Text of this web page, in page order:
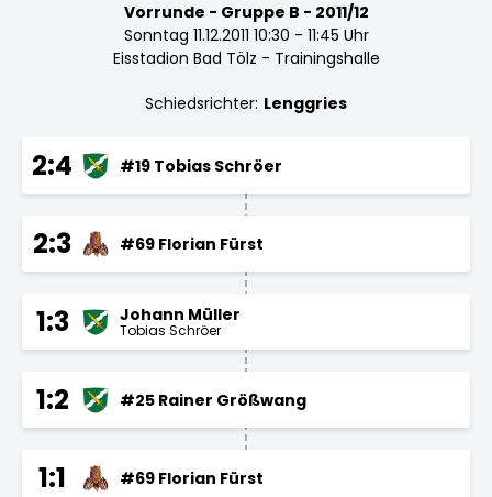
Vorrunde - Gruppe B - 2011/12
Sonntag 11.12.2011 10:30 - 11:45 Uhr
Eisstadion Bad Tölz - Trainingshalle
Schiedsrichter: Lenggries
2:4 #19 Tobias Schröer
2:3 #69 Florian Fürst
1:3 Johann Müller
Tobias Schröer
1:2 #25 Rainer Größwang
1:1 #69 Florian Fürst